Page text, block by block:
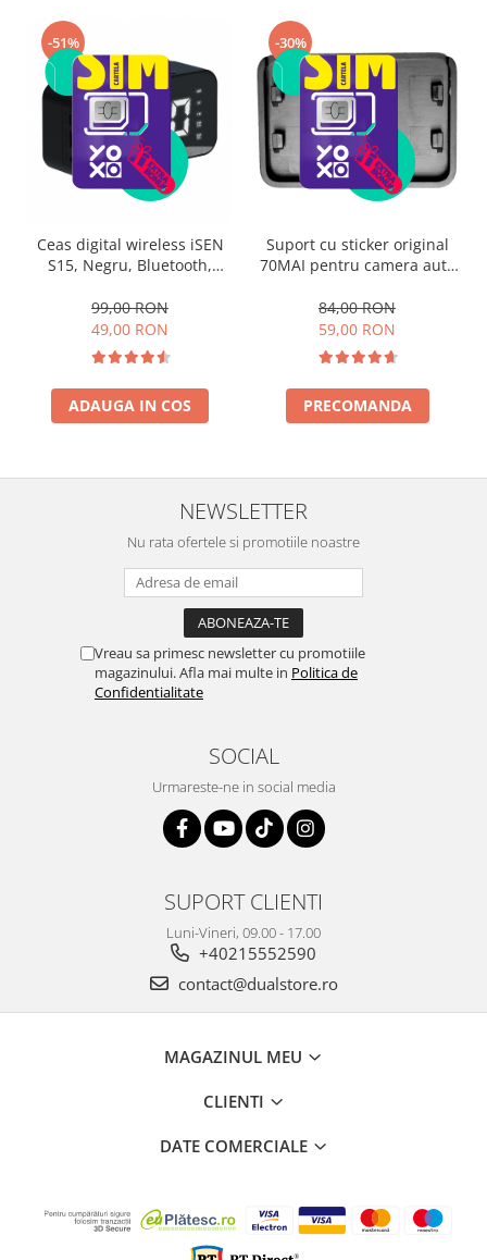
-51%
Ceas digital wireless iSEN
S15, Negru, Bluetooth,
FM, Difuzoare HD, Redare
TF Card, 1200mAh
99,00 RON
49,00 RON
ADAUGA IN COS
-30%
Suport cu sticker original
70MAI pentru camera auto
si A200
84,00 RON
59,00 RON
PRECOMANDA
NEWSLETTER
Nu rata ofertele si promotiile noastre
Vreau sa primesc newsletter cu promotiile
magazinului. Afla mai multe in Politica de
Confidentialitate
SOCIAL
Urmareste-ne in social media
SUPORT CLIENTI
Luni-Vineri, 09.00 - 17.00
+40215552590
contact@dualstore.ro
MAGAZINUL MEU
CLIENTI
DATE COMERCIALE